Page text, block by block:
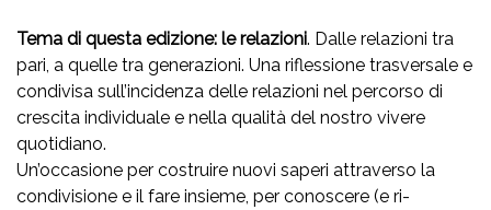
Tema di questa edizione: le relazioni. Dalle relazioni tra
pari, a quelle tra generazioni. Una riflessione trasversale e
condivisa sull’incidenza delle relazioni nel percorso di
crescita individuale e nella qualità del nostro vivere
quotidiano.
Un’occasione per costruire nuovi saperi attraverso la
condivisione e il fare insieme, per conoscere (e ri-